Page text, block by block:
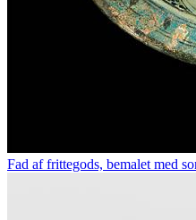
Fad af frittegods, bemalet med